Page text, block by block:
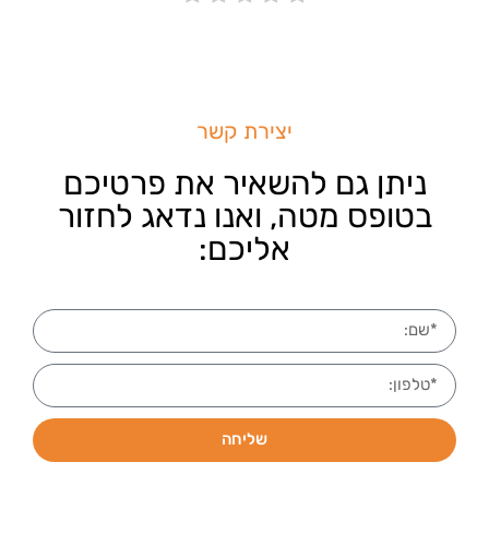
יצירת קשר
ניתן גם להשאיר את פרטיכם
בטופס מטה, ואנו נדאג לחזור
אליכם:
שליחה